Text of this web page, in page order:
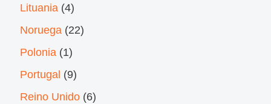
Lituania (4)
Noruega (22)
Polonia (1)
Portugal (9)
Reino Unido (6)